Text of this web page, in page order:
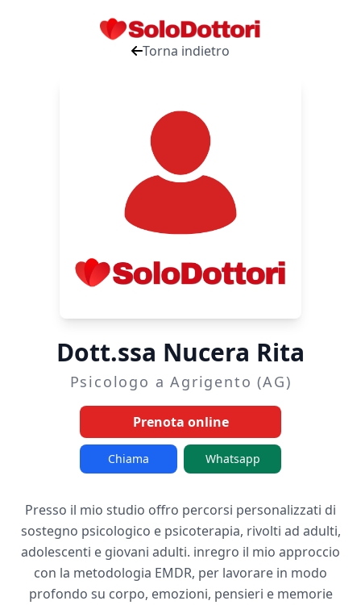
Torna indietro
Dott.ssa Nucera Rita
Psicologo a Agrigento (AG)
Prenota online
Chiama Whatsapp
Presso il mio studio offro percorsi personalizzati di
sostegno psicologico e psicoterapia, rivolti ad adulti,
adolescenti e giovani adulti. inregro il mio approccio
con la metodologia EMDR, per lavorare in modo
profondo su corpo, emozioni, pensieri e memorie